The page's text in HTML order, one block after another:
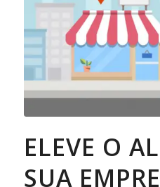
ELEVE O
SUA